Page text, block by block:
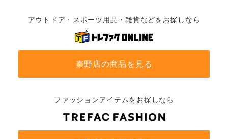
アウトドア・スポーツ用品・雑貨などをお探しなら
秦野店の商品を見る
ファッションアイテムをお探しなら